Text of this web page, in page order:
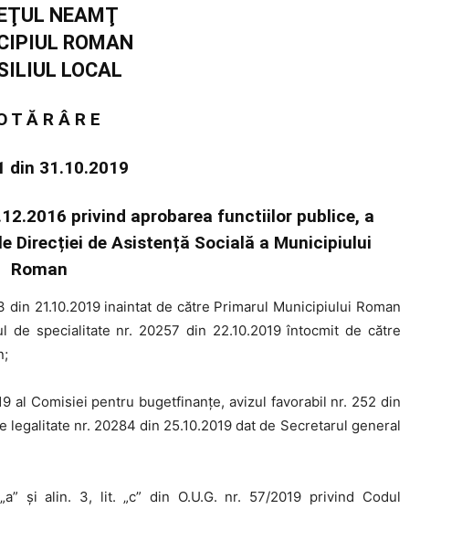
NEAMŢ
ROMAN
LOCAL
T Ă R Â R E
din 31.10.2019
privind aprobarea functiilor publice, a
Direcției de Asistență Socială a Municipiului
Roman
21.10.2019 inaintat de către Primarul Municipiului Roman
de specialitate nr. 20257 din 22.10.2019 întocmit de către
al Comisiei pentru bugetfinanțe, avizul favorabil nr. 252 din
legalitate nr. 20284 din 25.10.2019 dat de Secretarul general
și alin. 3, lit. „c” din O.U.G. nr. 57/2019 privind Codul